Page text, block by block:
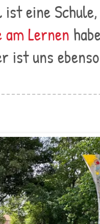
eine
am Lernen
ist uns